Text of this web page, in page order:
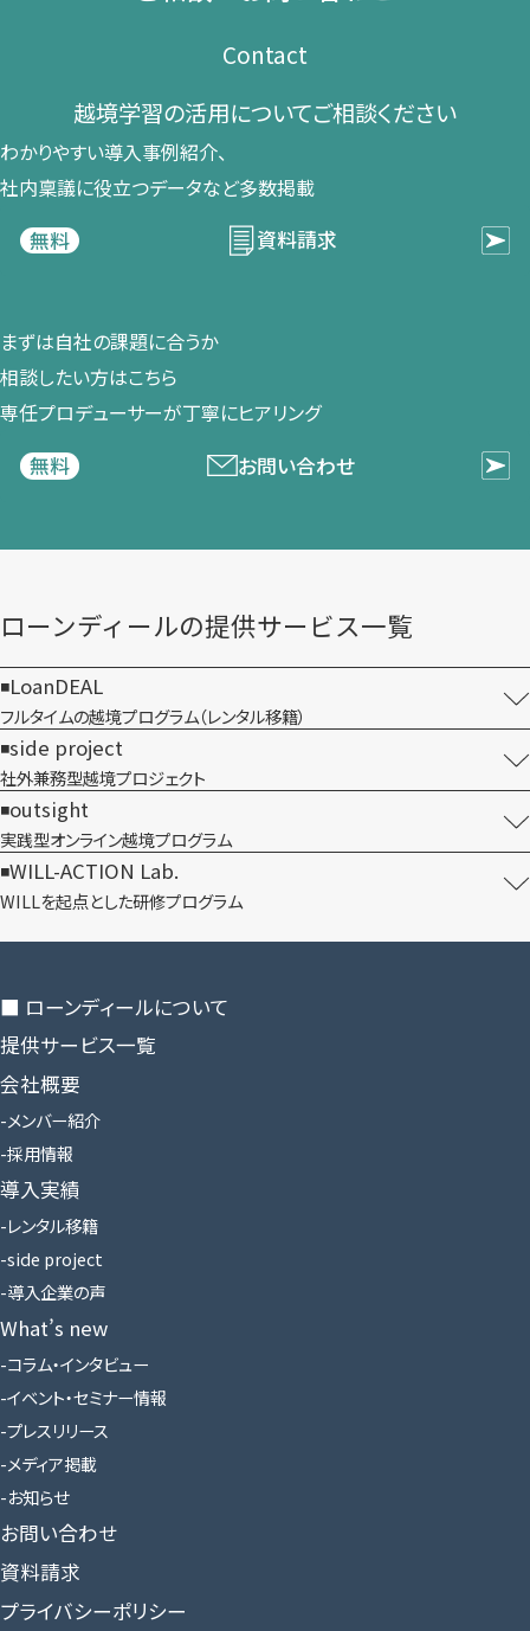
Contact
越境学習の​活用に​ついて​ご相談ください​
わかりやすい導入事例紹介、​
社内稟議に​役立つデータなど​多数掲載
無料
資料請求
まずは​自社の​課題に​合うか​
相談したい方は​こちら
専任プロデューサーが​丁寧に​ヒアリング
無料
お問い合わせ
ローンディールの​提供サービス一覧
LoanDEAL
フルタイムの越境プログラム​（レンタル移籍）
side project
社外兼務型​越境プロジェクト
outsight
実践型オンライン​越境プログラム
WILL-ACTION Lab.
WILLを​起点とした​研修プログラム
■ ローンディールに​ついて
提供サービス一覧
会社概要
メンバー紹介
採用情報
導入実績
レンタル移籍
side project
導入企業の声
What’s new
コラム・インタビュー
イベント・セミナー情報
プレスリリース
メディア掲載
お知らせ
お問い合わせ
資料請求
プライバシーポリシー